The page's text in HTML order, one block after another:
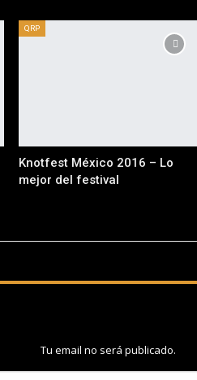
QRP
Knotfest México 2016 – Lo
mejor del festival
Tu email no será publicado.